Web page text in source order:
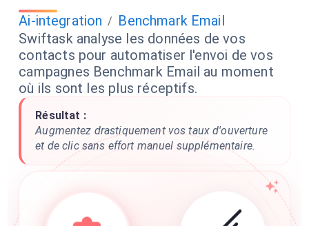
Ai-integration / Benchmark Email
Swiftask analyse les données de vos
contacts pour automatiser l'envoi de vos
campagnes Benchmark Email au moment
où ils sont les plus réceptifs.
Résultat :
Augmentez drastiquement vos taux d'ouverture
et de clic sans effort manuel supplémentaire.